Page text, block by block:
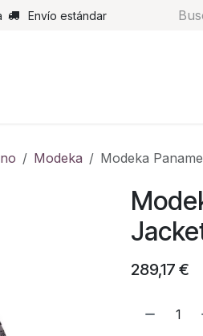
Envío estándar
Modeka Modeka
289,17 €